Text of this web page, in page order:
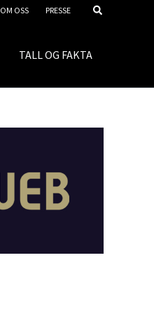
OM OSS PRESSE
TALL OG FAKTA